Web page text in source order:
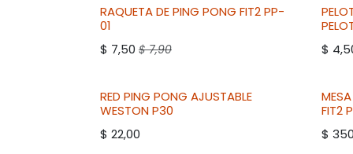
RAQUETA DE PING PONG FIT2PP-
01
$ 7,50 $7,90
$
RED PING PONG AJUSTABLE
WESTONP30
$ 22,00
FIT2
$